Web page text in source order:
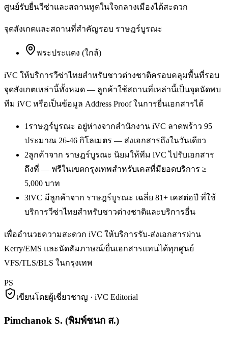
ศูนย์รับยื่นวีซ่าและสถานทูตในใจกลางเมืองได้สะดวก
จุดสังเกตและสถานที่สำคัญรอบ ราษฎร์บูรณะ
พระประแดง (ใกล้)
iVC ให้บริการวีซ่าไทยสำหรับชาวต่างชาติครอบคลุมพื้นที่รอบ
จุดสังเกตเหล่านี้ทั้งหมด — ลูกค้าใช้สถานที่เหล่านี้เป็นจุดนัดพบ
ทีม iVC หรือเป็นข้อมูล Address Proof ในการยื่นเอกสารได้
1ราษฎร์บูรณะ อยู่ห่างจากสำนักงาน iVC ลาดพร้าว 95
ประมาณ 26-46 กิโลเมตร — ส่งเอกสารถึงในวันเดียว
2ลูกค้าจาก ราษฎร์บูรณะ นิยมให้ทีม iVC ไปรับเอกสาร
ถึงที่ — ฟรีในเขตกรุงเทพสำหรับเคสที่มียอดบริการ ≥
5,000 บาท
3iVC มีลูกค้าจาก ราษฎร์บูรณะ เฉลี่ย 81+ เคสต่อปี ที่ใช้
บริการวีซ่าไทยสำหรับชาวต่างชาติและบริการอื่น
เพื่ออำนวยความสะดวก iVC ให้บริการรับ-ส่งเอกสารผ่าน
Kerry/EMS และนัดสัมภาษณ์/ยื่นเอกสารแทนได้ทุกศูนย์
VFS/TLS/BLS ในกรุงเทพ
PS
เขียนโดยผู้เชี่ยวชาญ · iVC Editorial
Pimchanok S. (พิมพ์ชนก ส.)